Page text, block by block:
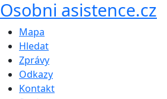
Osobni asistence.cz
Mapa
Hledat
Zprávy
Odkazy
Kontakt